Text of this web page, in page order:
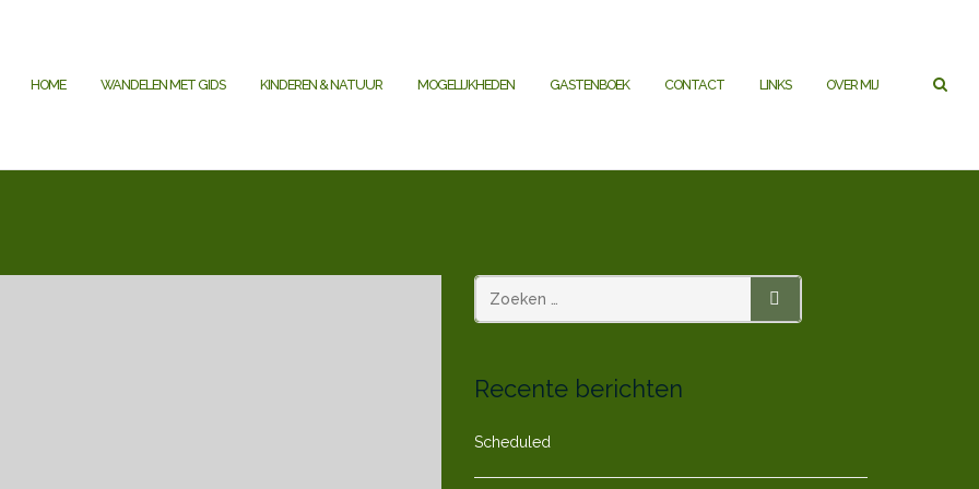
HOME WANDELEN MET GIDS KINDEREN & NATUUR MOGELIJKHEDEN GASTENBOEK CONTACT LINKS OVER MIJ
ZOEKEN
Recente berichten
Scheduled